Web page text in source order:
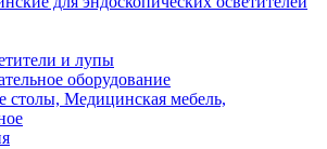
и лупы
оборудование
столы, Медицинская мебель,